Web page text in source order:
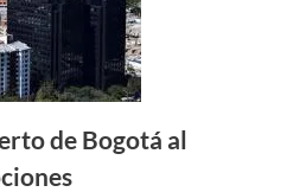
de Bogotá al